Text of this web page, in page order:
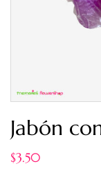
Jabón
$3.50